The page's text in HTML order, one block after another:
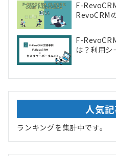
F-
RevoCRM
F-
は？利用シ
人気
ランキングを集計中です。